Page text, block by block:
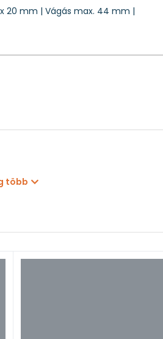
x 20 mm | Vágás max. 44 mm |
több